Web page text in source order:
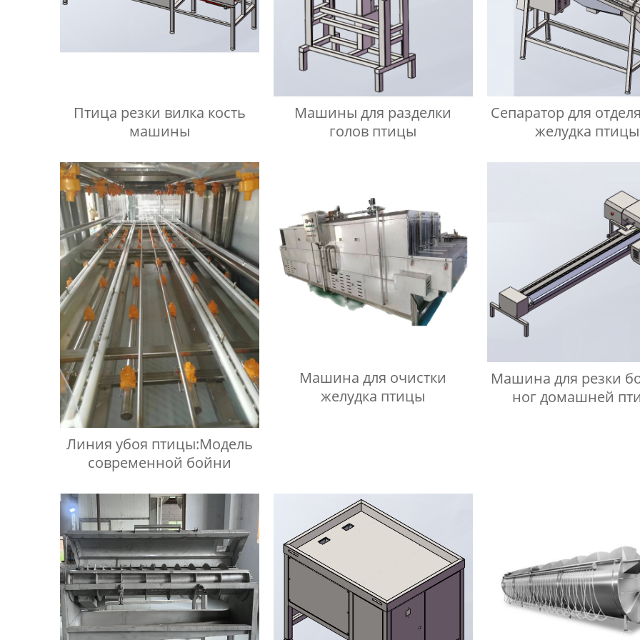
Птица резки вилка кость
машины
Машины для разделки
голов птицы
Сепаратор для
желудка птицы
Линия убоя птицы:Модель
современной бойни
Машина для очистки
желудка птицы
Машина для резки
ног домашней